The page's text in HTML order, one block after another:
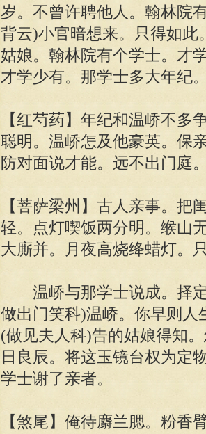
岁。不曾许聘他人。翰林院
背云)小官暗想来。只得如
姑娘。翰林院有个学士。才
才学少有。那学士多大年纪
【红芍药】年纪和温峤不多
聪明。温峤怎及他豪英。保
防对面说才能。远不出门庭
【菩萨梁州】古人亲事。把
轻。点灯喫饭两分明。缑山
大廝并。月夜高烧绛蜡灯。
温峤与那学士说成。择定
做出门笑科)温峤。你早则
(做见夫人科)告的姑娘得知
日良辰。将这玉镜台权为定
学士谢了亲者。
【煞尾】俺待麝兰腮。粉香